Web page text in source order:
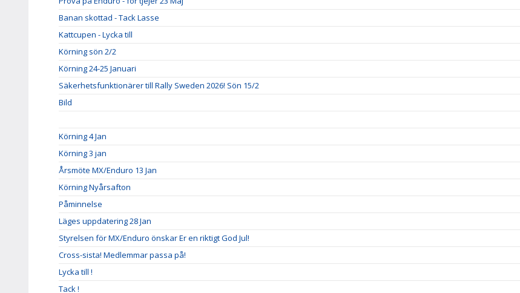
Banan skottad - Tack Lasse
Kattcupen - Lycka till
Körning sön 2/2
Körning 24-25 Januari
Säkerhetsfunktionärer till Rally Sweden 2026! Sön 15/2
Bild
Körning 4 Jan
Körning 3 jan
Årsmöte MX/Enduro 13 Jan
Körning Nyårsafton
Påminnelse
Läges uppdatering 28 Jan
Styrelsen för MX/Enduro önskar Er en riktigt God Jul!
Cross-sista! Medlemmar passa på!
Lycka till !
Tack !